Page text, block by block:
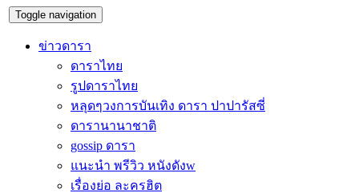
Toggle navigation
ข่าวดารา
ดาราไทย
รูปดาราไทย
หลุดๆวงการบันเทิง ดารา ปาปารัสซี่
ดารานานาชาติ
gossip ดารา
แนะนำ พรีวิว หนังดังw
เรื่องย่อ ละครฮิต